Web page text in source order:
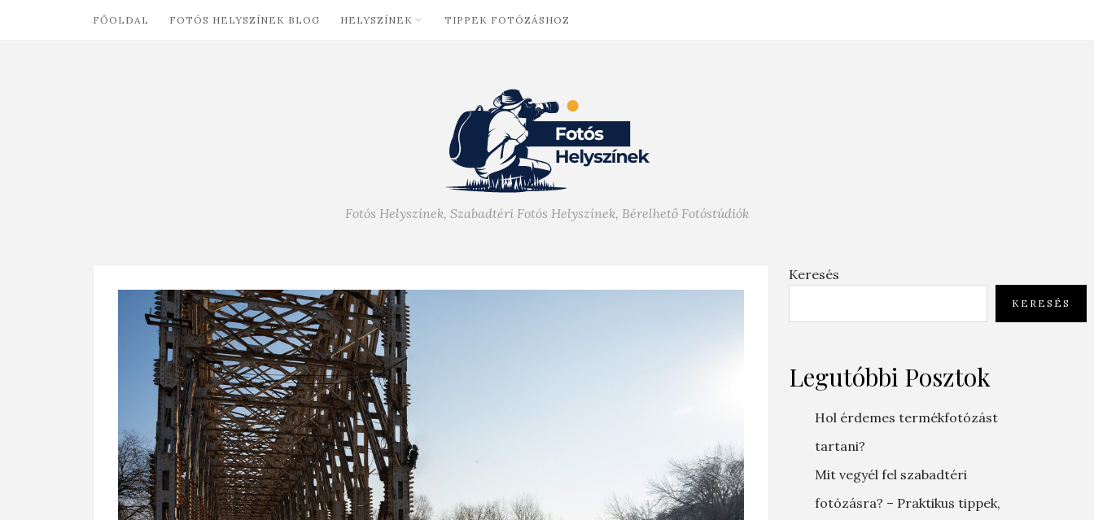
FŐOLDAL FOTÓS HELYSZÍNEK BLOG HELYSZÍNEK TIPPEK FOTÓZÁSHOZ
Fotós Helyszínek, Szabadtéri Fotós Helyszínek, Bérelhető Fotóstúdiók
Keresés
KERESÉS
Legutóbbi Posztok
Hol érdemes termékfotózást
tartani?
Mit vegyél fel szabadtéri
fotózásra? – Praktikus tippek,